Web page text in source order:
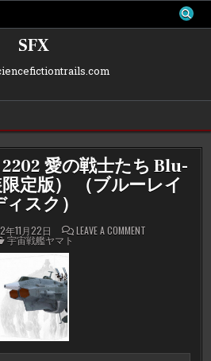
SFX
愛の戦士たち Blu-
定版） （ブルーレイ
ィスク）
年11月22日 LEAVE A COMMENTON
た
POSTED
IN
宇宙戦艦ヤマト